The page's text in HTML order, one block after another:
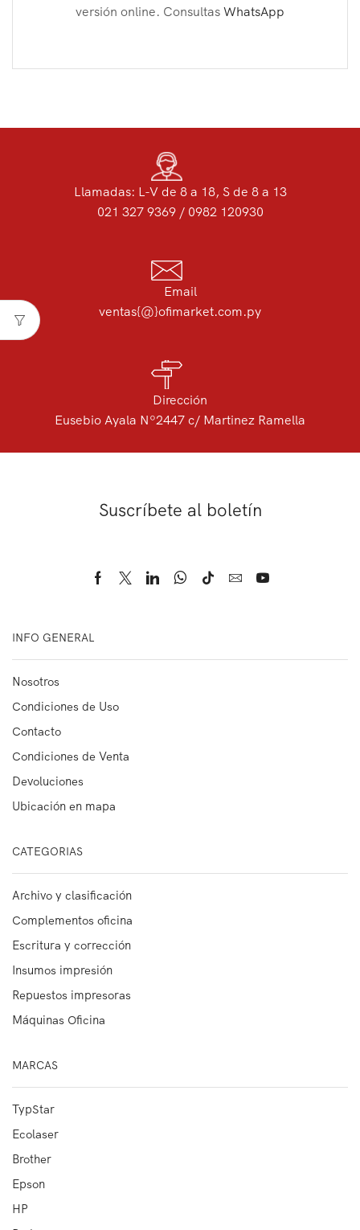
versión online. Consultas WhatsApp
Llamadas: L-V de 8 a 18, S de 8 a 13
021 327 9369 / 0982 120930
Email
ventas{@}ofimarket.com.py
Dirección
Eusebio Ayala Nº2447 c/ Martinez Ramella
Suscríbete al boletín
INFO GENERAL
Nosotros
Condiciones de Uso
Contacto
Condiciones de Venta
Devoluciones
Ubicación en mapa
CATEGORIAS
Archivo y clasificación
Complementos oficina
Escritura y corrección
Insumos impresión
Repuestos impresoras
Máquinas Oficina
MARCAS
TypStar
Ecolaser
Brother
Epson
HP